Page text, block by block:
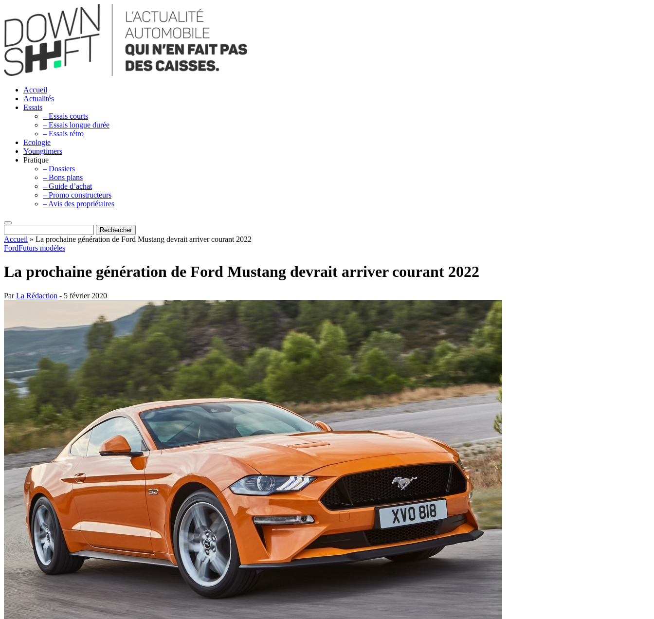
Accueil
Actualités
Essais
– Essais courts
– Essais longue durée
– Essais rétro
Ecologie
Youngtimers
Pratique
– Dossiers
– Bons plans
– Guide d’achat
– Promo constructeurs
– Avis des propriétaires
Accueil » La prochaine génération de Ford Mustang devrait arriver courant 2022
FordFuturs modèles
La prochaine génération de Ford Mustang devrait arriver courant 2022
ParLa Rédaction - 5 février 2020